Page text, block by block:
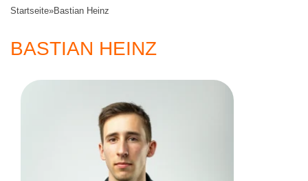
Startseite»Bastian Heinz
BASTIAN HEINZ